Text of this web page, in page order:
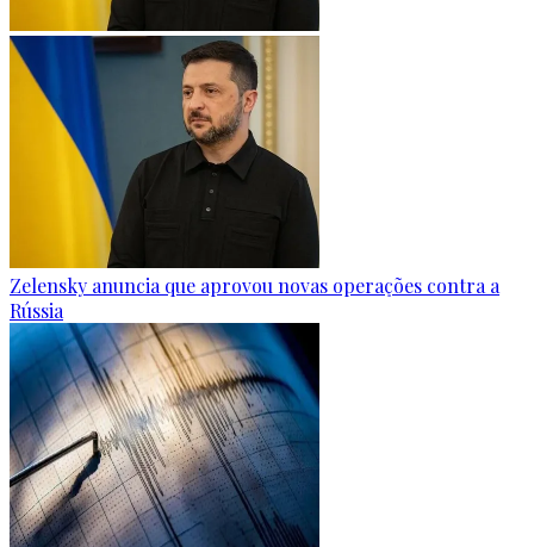
Zelensky anuncia que aprovou novas operações contra a
Rússia